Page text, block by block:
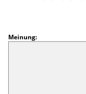
Meinung: